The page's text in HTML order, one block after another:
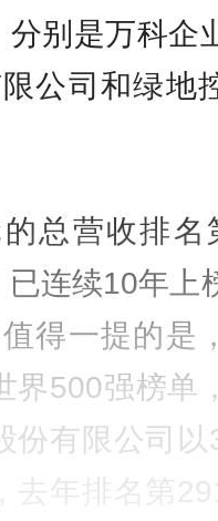
分别是万科企
公司和绿地
总营收排名
连续10年上
得一提的是
界500强榜单
份有限公司以